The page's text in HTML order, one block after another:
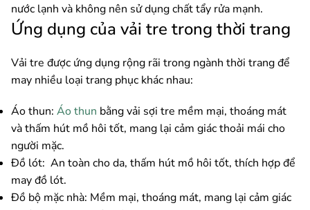
nước lạnh và không nên sử dụng chất tẩy rửa mạnh.
Ứng dụng của vải tre trong thời trang
Vải tre được ứng dụng rộng rãi trong ngành thời trang để
may nhiều loại trang phục khác nhau:
Áo thun: Áo thun bằng vải sợi tre mềm mại, thoáng mát
và thấm hút mồ hôi tốt, mang lại cảm giác thoải mái cho
người mặc.
Đồ lót: An toàn cho da, thấm hút mồ hôi tốt, thích hợp để
may đồ lót.
Đồ bộ mặc nhà: Mềm mại, thoáng mát, mang lại cảm giác